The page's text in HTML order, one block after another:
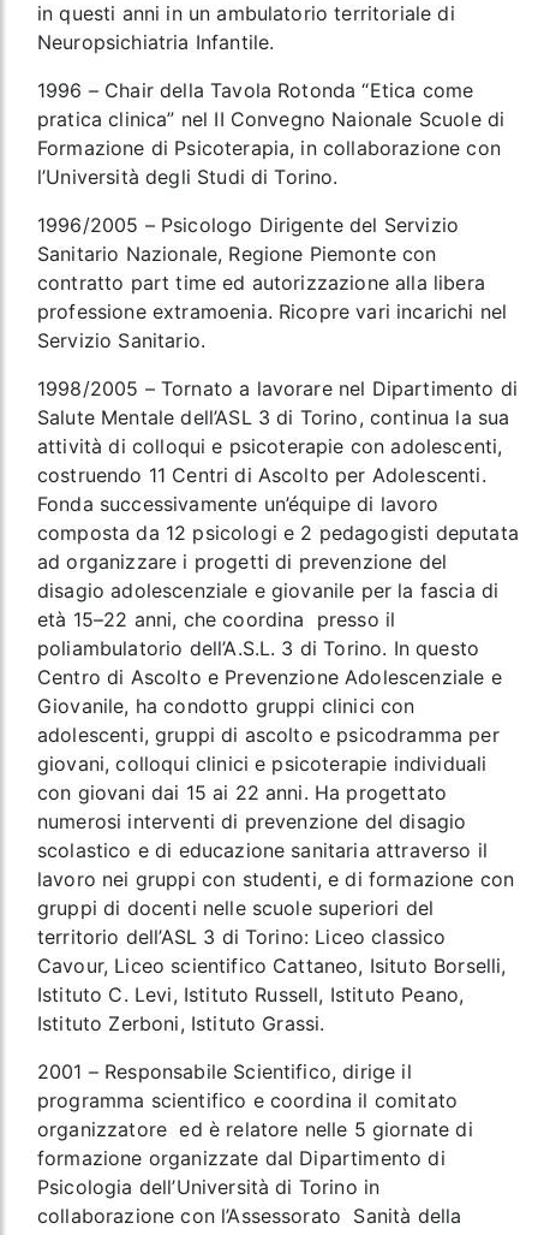
in questi anni in un ambulatorio territoriale di
Neuropsichiatria Infantile.
1996 – Chair della Tavola Rotonda “Etica come
pratica clinica” nel II Convegno Naionale Scuole di
Formazione di Psicoterapia, in collaborazione con
l’Università degli Studi di Torino.
1996/2005 – Psicologo Dirigente del Servizio
Sanitario Nazionale, Regione Piemonte con
contratto part time ed autorizzazione alla libera
professione extramoenia. Ricopre vari incarichi nel
Servizio Sanitario.
1998/2005 – Tornato a lavorare nel Dipartimento di
Salute Mentale dell’ASL 3 di Torino, continua la sua
attività di colloqui e psicoterapie con adolescenti,
costruendo 11 Centri di Ascolto per Adolescenti.
Fonda successivamente un’équipe di lavoro
composta da 12 psicologi e 2 pedagogisti deputata
ad organizzare i progetti di prevenzione del
disagio adolescenziale e giovanile per la fascia di
età 15–22 anni, che coordina presso il
poliambulatorio dell’A.S.L. 3 di Torino. In questo
Centro di Ascolto e Prevenzione Adolescenziale e
Giovanile, ha condotto gruppi clinici con
adolescenti, gruppi di ascolto e psicodramma per
giovani, colloqui clinici e psicoterapie individuali
con giovani dai 15 ai 22 anni. Ha progettato
numerosi interventi di prevenzione del disagio
scolastico e di educazione sanitaria attraverso il
lavoro nei gruppi con studenti, e di formazione con
gruppi di docenti nelle scuole superiori del
territorio dell’ASL 3 di Torino: Liceo classico
Cavour, Liceo scientifico Cattaneo, Isituto Borselli,
Istituto C. Levi, Istituto Russell, Istituto Peano,
Istituto Zerboni, Istituto Grassi.
2001 – Responsabile Scientifico, dirige il
programma scientifico e coordina il comitato
organizzatore ed è relatore nelle 5 giornate di
formazione organizzate dal Dipartimento di
Psicologia dell’Università di Torino in
collaborazione con l’Assessorato Sanità della